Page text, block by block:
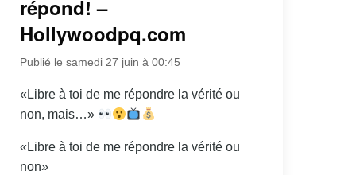
répond! –
Hollywoodpq.com
Publié le samedi 27 juin à 00:45
«Libre à toi de me répondre la vérité ou
non, mais…»
«Libre à toi de me répondre la vérité ou
non»